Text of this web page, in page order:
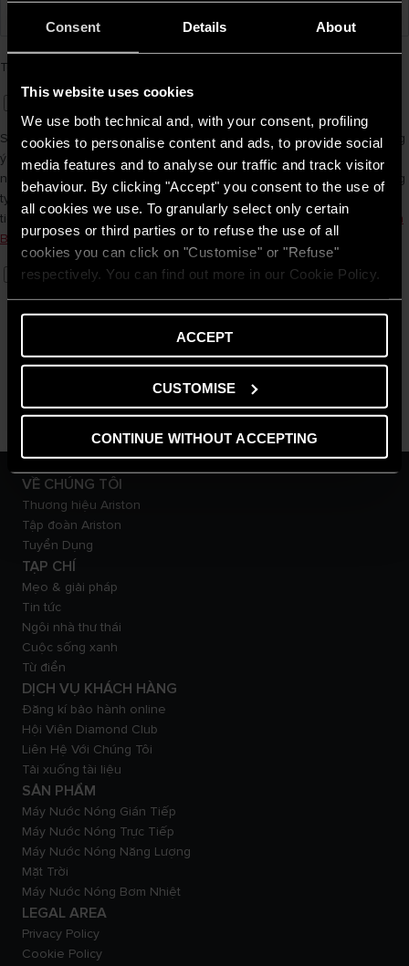
Consent Details About
This website uses cookies
We use both technical and, with your consent, profiling
cookies to personalise content and ads, to provide social
media features and to analyse our traffic and track visitor
behaviour. By clicking "Accept" you consent to the use of
all cookies we use. To granularly select only certain
purposes or third parties or to refuse the use of all
cookies you can click on "Customise" or "Refuse"
respectively. You can find out more in our Cookie Policy.
ACCEPT
CUSTOMISE
CONTINUE WITHOUT ACCEPTING
Tôi thừa nhận và chấp nhận chính sách bảo mật
Tôi đồng ý (I agree) *
Sau khi đọc thông báo bảo mật trên, tôi nhận thức được rằng sự đồng
ý của tôi là hoàn toàn tùy chọn, cũng như có thể hủy bỏ bất cứ lúc
nào. Tôi đồng ý với việc dữ liệu của tôi sẽ được xử lý để gửi đến công
ty quảng cáo/ truyền thông thương mại để thực hiện các hoạt động
tiếp thị phù hợp với các quy định của chính sách bảo mật:Chính Sách
Bảo Mật
Tôi đồng ý (I agree)
GỬI YÊU CẦU
VỀ CHÚNG TÔI
Thương hiệu Ariston
Tập đoàn Ariston
Tuyển Dụng
TẠP CHÍ
Mẹo & giải pháp
Tin tức
Ngôi nhà thư thái
Cuộc sống xanh
Từ điển
DỊCH VỤ KHÁCH HÀNG
Đăng kí bảo hành online
Hội Viên Diamond Club
Liên Hệ Với Chúng Tôi
Tải xuống tài liệu
SẢN PHẨM
Máy Nước Nóng Gián Tiếp
Máy Nước Nóng Trực Tiếp
Máy Nước Nóng Năng Lượng
Mặt Trời
Máy Nước Nóng Bơm Nhiệt
LEGAL AREA
Privacy Policy
Cookie Policy